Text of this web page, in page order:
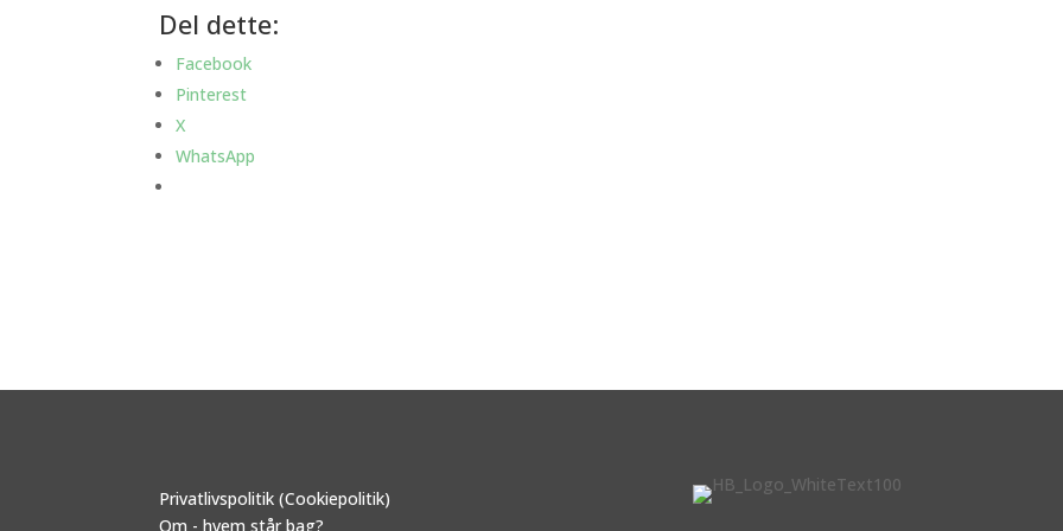
Del dette:
Facebook
Pinterest
X
WhatsApp
Privatlivspolitik (Cookiepolitik)
Om - hvem står bag?